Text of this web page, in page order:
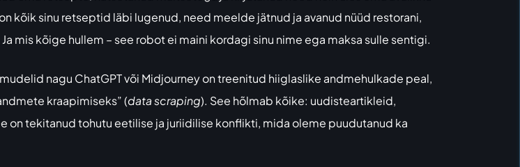
kõik sinu retseptid läbi lugenud, need meelde jätnud ja avanud nüüd restorani,
mis kõige hullem – see robot ei maini kordagi sinu nime ega maksa sulle sentigi.
nagu ChatGPT või Midjourney on treenitud hiiglaslike andmehulkade peal,
kraapimiseks” (data scraping). See hõlmab kõike: uudisteartikleid,
tekitanud tohutu eetilise ja juriidilise konflikti, mida oleme puudutanud ka